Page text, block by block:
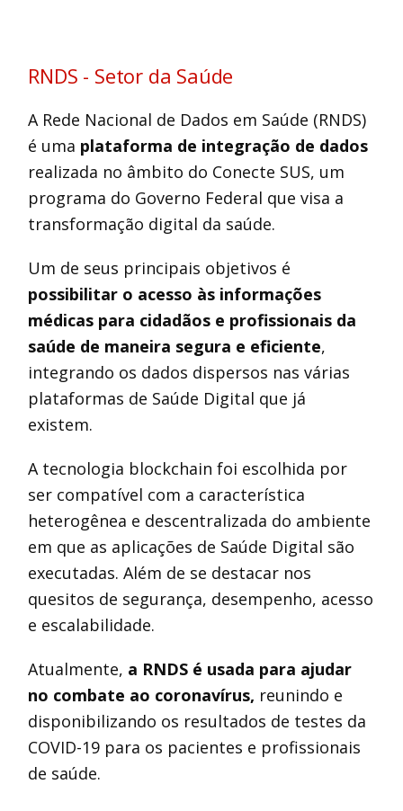
RNDS - Setor da Saúde
A Rede Nacional de Dados em Saúde (RNDS)
é uma plataforma de integração de dados
realizada no âmbito do Conecte SUS, um
programa do Governo Federal que visa a
transformação digital da saúde.
Um de seus principais objetivos é
possibilitar o acesso às informações
médicas para cidadãos e profissionais da
saúde de maneira segura e eficiente,
integrando os dados dispersos nas várias
plataformas de Saúde Digital que já
existem.
A tecnologia blockchain foi escolhida por
ser compatível com a característica
heterogênea e descentralizada do ambiente
em que as aplicações de Saúde Digital são
executadas. Além de se destacar nos
quesitos de segurança, desempenho, acesso
e escalabilidade.
Atualmente, a RNDS é usada para ajudar
no combate ao coronavírus, reunindo e
disponibilizando os resultados de testes da
COVID-19 para os pacientes e profissionais
de saúde.